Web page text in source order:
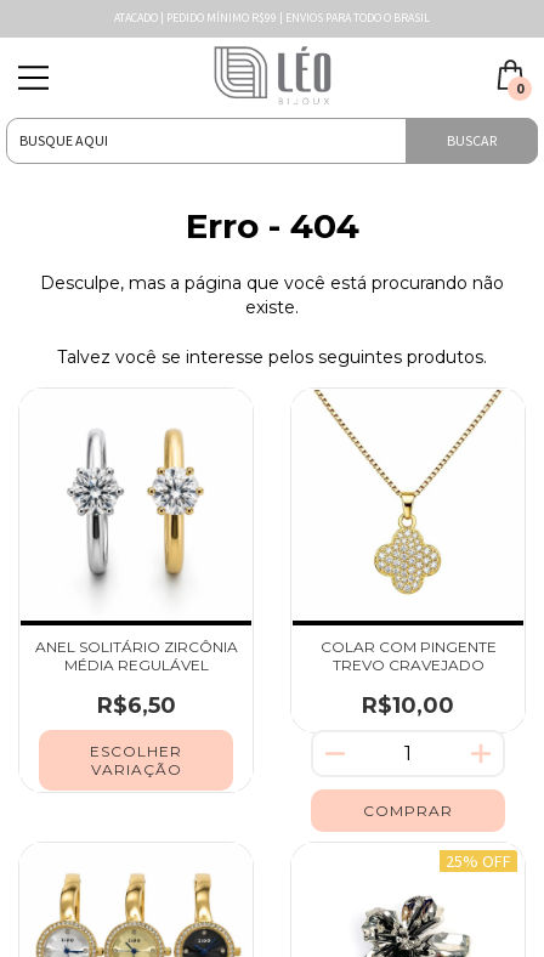
ATACADO | PEDIDO MÍNIMO R$99 | ENVIOS PARA TODO O BRASIL
BUSCAR
0
Erro - 404
Desculpe, mas a página que você está procurando não
existe.
Talvez você se interesse pelos seguintes produtos.
ANEL SOLITÁRIO ZIRCÔNIA
MÉDIA REGULÁVEL
R$6,50
ESCOLHER
VARIAÇÃO
COLAR COM PINGENTE
TREVO CRAVEJADO
R$10,00
25% OFF